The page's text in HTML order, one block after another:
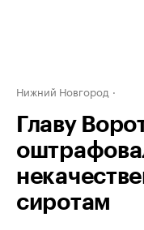
Нижний Новгород
Главу
сиротам